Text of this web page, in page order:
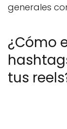
generales
¿Cómo
tus